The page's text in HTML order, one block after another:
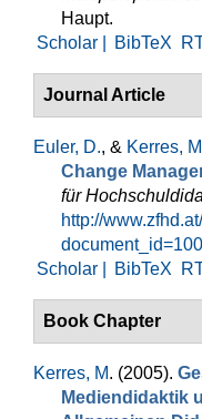
Haupt.
Scholar |
BibTeX
Journal Article
Euler, D., & Kerres,
Change
für
http://
Scholar |
BibTeX
Book Chapter
Kerres, M. (2005).
Mediendidaktik